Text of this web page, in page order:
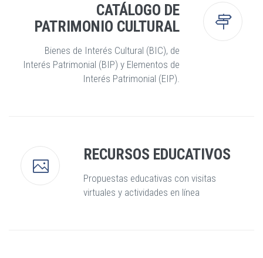
CATÁLOGO DE
PATRIMONIO CULTURAL
Bienes de Interés Cultural (BIC), de
Interés Patrimonial (BIP) y Elementos de
Interés Patrimonial (EIP).
RECURSOS EDUCATIVOS
Propuestas educativas con visitas
virtuales y actividades en línea